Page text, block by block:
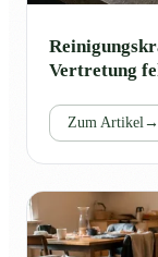
Vertretung
Zum Artikel→